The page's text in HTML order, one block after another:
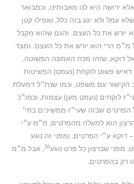
ירושה היא לנו מאבותינו, וכמבואר
עמל ולא יגע בזה כלל, ואפילו קטן
יורש את כל העצם. והגם שהוא מקבל
מ״מ הרי הוא יורש את כל העצם. ומצד
דוקא, שזהו מכח האמונה הפשוטה,
פשוט לוקחת (נעמט) הפשיטות
הקישור עם משפט, וכמו שנת״ל דמעלת
לוקחים (נעמט מען) עצמות, וכמו״כ
שבזה שעי״ז ממשיכים בחי׳
הוא למעלה מהפרטים, מ״מ ע״י
דוקא ע״י הפרטים, ומפני זה נוגע
מפני שברצון כל פרט נוגע36, אבל מ״מ
רק בהפרטים.